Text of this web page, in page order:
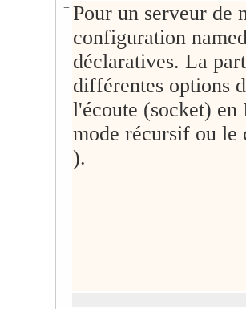
− Pour un serveur de
configuration
déclaratives. La
différentes options
l'écoute (socket)
mode récursif ou le
).